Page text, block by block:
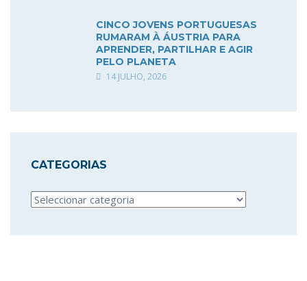
CINCO JOVENS PORTUGUESAS
RUMARAM À ÁUSTRIA PARA
APRENDER, PARTILHAR E AGIR
PELO PLANETA
14 JULHO, 2026
CATEGORIAS
Categorias